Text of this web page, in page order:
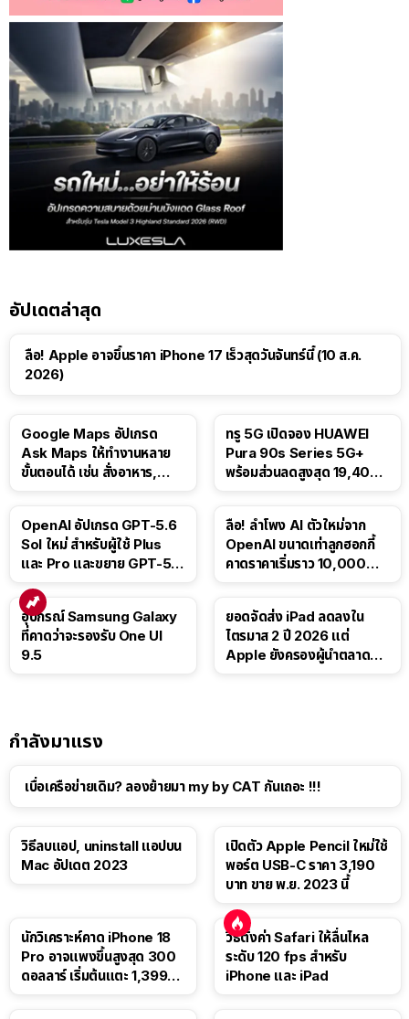
อัปเดตล่าสุด
ลือ! Apple อาจขึ้นราคา iPhone 17 เร็วสุดวันจันทร์นี้ (10 ส.ค.
2026)
Google Maps อัปเกรด
Ask Maps ให้ทำงานหลาย
ขั้นตอนได้ เช่น สั่งอาหาร,
ทรู 5G เปิดจอง HUAWEI
Pura 90s Series 5G+
พร้อมส่วนลดสูงสุด 19,400
OpenAI อัปเกรด GPT-5.6
Sol ใหม่ สำหรับผู้ใช้ Plus
และ Pro และขยาย GPT-5.6
ลือ! ลำโพง AI ตัวใหม่จาก
OpenAI ขนาดเท่าลูกฮอกกี้
คาดราคาเริ่มราว 10,000
อุปกรณ์ Samsung Galaxy
ที่คาดว่าจะรองรับ One UI
9.5
ยอดจัดส่ง iPad ลดลงใน
ไตรมาส 2 ปี 2026 แต่
Apple ยังครองผู้นำตลาด
กำลังมาแรง
เบื่อเครือข่ายเดิม? ลองย้ายมา my by CAT กันเถอะ !!!
วิธีลบแอป, uninstall แอปบน
Mac อัปเดต 2023
เปิดตัว Apple Pencil ใหม่ใช้
พอร์ต USB-C ราคา 3,190
บาท ขาย พ.ย. 2023 นี้
นักวิเคราะห์คาด iPhone 18
Pro อาจแพงขึ้นสูงสุด 300
ดอลลาร์ เริ่มต้นแตะ 1,399
วิธีตั้งค่า Safari ให้ลื่นไหล
ระดับ 120 fps สำหรับ
iPhone และ iPad